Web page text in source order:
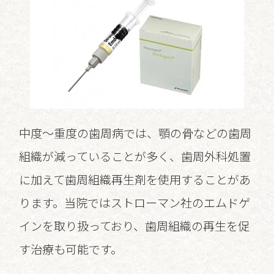
中度～重度の歯周病では、顎の骨などの歯周
組織が減っていることが多く、歯周外科処置
に加えて歯周組織再生剤を使用することがあ
ります。当院ではストローマン社のエムドゲ
インを取り扱っており、歯周組織の再生を促
す治療も可能です。